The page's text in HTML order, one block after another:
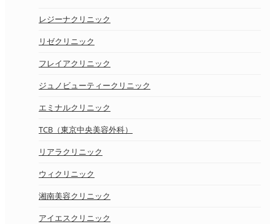
レジーナクリニック
リゼクリニック
フレイアクリニック
ジュノビューティークリニック
エミナルクリニック
TCB（東京中央美容外科）
リアラクリニック
ウィクリニック
湘南美容クリニック
アイエスクリニック